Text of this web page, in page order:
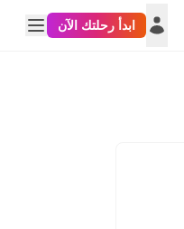
ابدأ رحلتك الآن